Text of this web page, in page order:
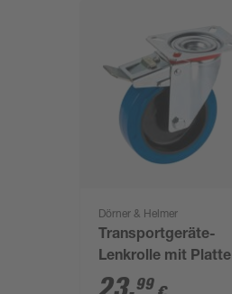
Dörner & Helmer
Transportgeräte-
Lenkrolle mit Platte
100 mm
99